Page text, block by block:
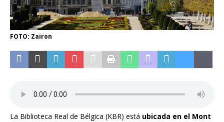
FOTO: Zairon
La Biblioteca Real de Bélgica (KBR) está ubicada en el Mont